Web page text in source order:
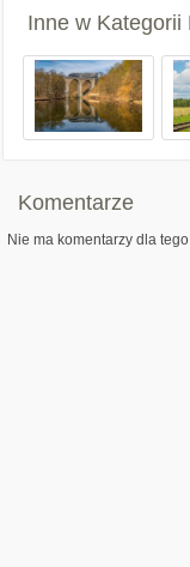
Inne w Kategorii
Komentarze
Nie ma komentarzy dla